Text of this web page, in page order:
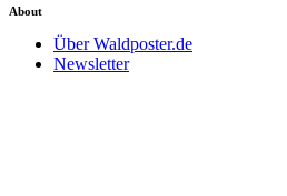
About
Über Waldposter.de
Newsletter